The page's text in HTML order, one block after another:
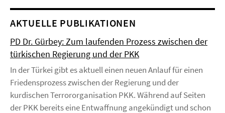
AKTUELLE PUBLIKATIONEN
PD Dr. Gürbey: Zum laufenden Prozess zwischen der
türkischen Regierung und der PKK
In der Türkei gibt es aktuell einen neuen Anlauf für einen
Friedensprozess zwischen der Regierung und der
kurdischen Terrororganisation PKK. Während auf Seiten
der PKK bereits eine Entwaffnung angekündigt und schon